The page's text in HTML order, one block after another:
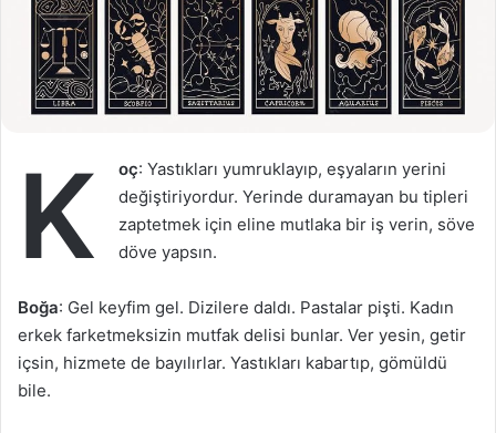
K oç: Yastıkları yumruklayıp, eşyaların yerini
değiştiriyordur. Yerinde duramayan bu tipleri
zaptetmek için eline mutlaka bir iş verin, söve
döve yapsın.
Boğa: Gel keyfim gel. Dizilere daldı. Pastalar pişti. Kadın
erkek farketmeksizin mutfak delisi bunlar. Ver yesin, getir
içsin, hizmete de bayılırlar. Yastıkları kabartıp, gömüldü
bile.